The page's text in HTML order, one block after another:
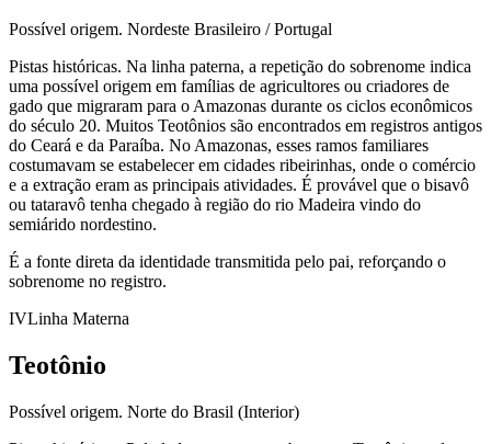
Possível origem. Nordeste Brasileiro / Portugal
Pistas históricas. Na linha paterna, a repetição do sobrenome indica
uma possível origem em famílias de agricultores ou criadores de
gado que migraram para o Amazonas durante os ciclos econômicos
do século 20. Muitos Teotônios são encontrados em registros antigos
do Ceará e da Paraíba. No Amazonas, esses ramos familiares
costumavam se estabelecer em cidades ribeirinhas, onde o comércio
e a extração eram as principais atividades. É provável que o bisavô
ou tataravô tenha chegado à região do rio Madeira vindo do
semiárido nordestino.
É a fonte direta da identidade transmitida pelo pai, reforçando o
sobrenome no registro.
IVLinha Materna
Teotônio
Possível origem. Norte do Brasil (Interior)